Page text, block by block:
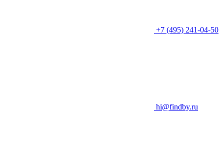
+7 (495) 241-04-50
hi@findby.ru